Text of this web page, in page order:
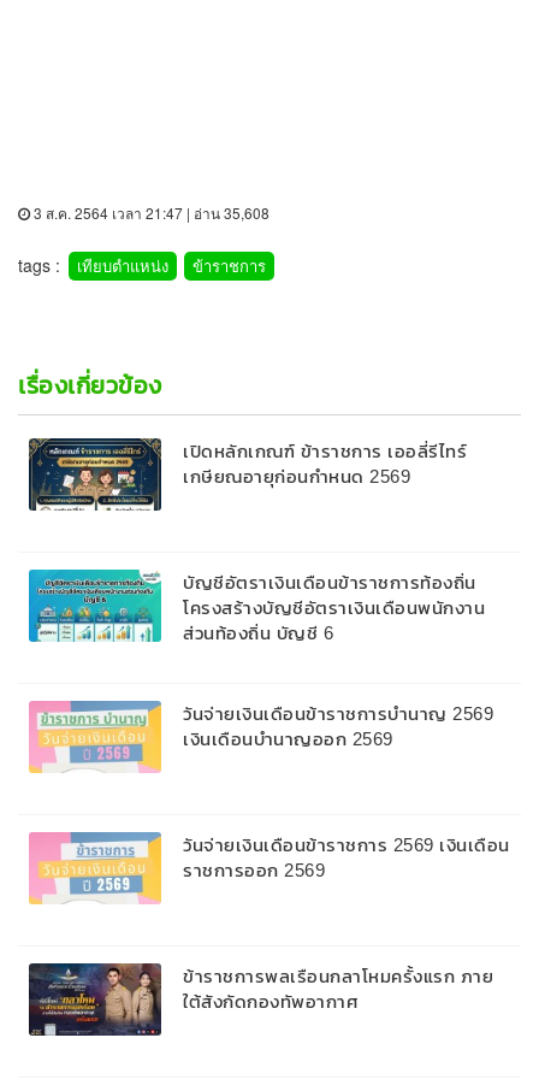
3 ส.ค. 2564 เวลา 21:47 | อ่าน 35,608
tags : เทียบตำแหน่ง ข้าราชการ
เรื่องเกี่ยวข้อง
เปิดหลักเกณฑ์ ข้าราชการ เออลี่รีไทร์
เกษียณอายุก่อนกำหนด 2569
บัญชีอัตราเงินเดือนข้าราชการท้องถิ่น
โครงสร้างบัญชีอัตราเงินเดือนพนักงาน
ส่วนท้องถิ่น บัญชี 6
วันจ่ายเงินเดือนข้าราชการบํานาญ 2569
เงินเดือนบำนาญออก 2569
วันจ่ายเงินเดือนข้าราชการ 2569 เงินเดือน
ราชการออก 2569
ข้าราชการพลเรือนกลาโหมครั้งแรก ภาย
ใต้สังกัดกองทัพอากาศ